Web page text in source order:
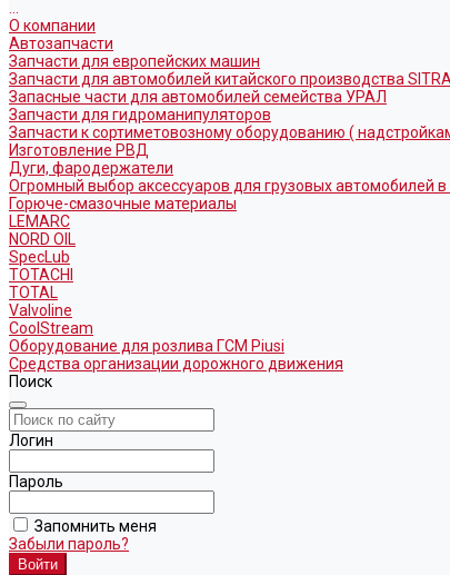
О компании
Автозапчасти
Запчасти для европейских машин
Запчасти для автомобилей китайского производства
Запасные части для автомобилей семейства УРАЛ
Запчасти для гидроманипуляторов
Запчасти к сортиметовозному оборудованию (
Изготовление РВД
Дуги, фародержатели
Огромный выбор аксессуаров для грузовых автомобилей в
Горюче-смазочные материалы
LEMARC
NORD OIL
SpecLub
TOTACHI
TOTAL
Valvoline
CoolStream
Оборудование для розлива ГСМ Piusi
Средства организации дорожного движения
Поиск
Логин
Пароль
Запомнить меня
Забыли пароль?